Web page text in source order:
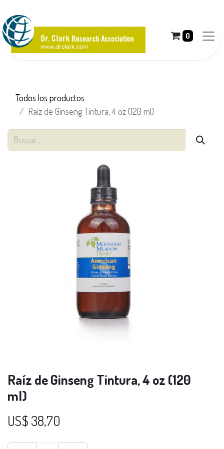
0
Todos los productos
Raíz de Ginseng Tintura, 4 oz (120 ml)
Raíz de Ginseng Tintura, 4 oz (120
ml)
US$ 38,70